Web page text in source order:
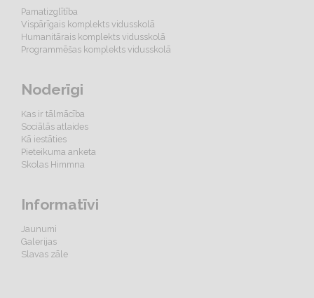
Pamatizglītība
Vispārīgais komplekts vidusskolā
Humanitārais komplekts vidusskolā
Programmēšas komplekts vidusskolā
Noderīgi
Kas ir tālmācība
Sociālās atlaides
Kā iestāties
Pieteikuma anketa
Skolas Himmna
Informatīvi
Jaunumi
Galerijas
Slavas zāle